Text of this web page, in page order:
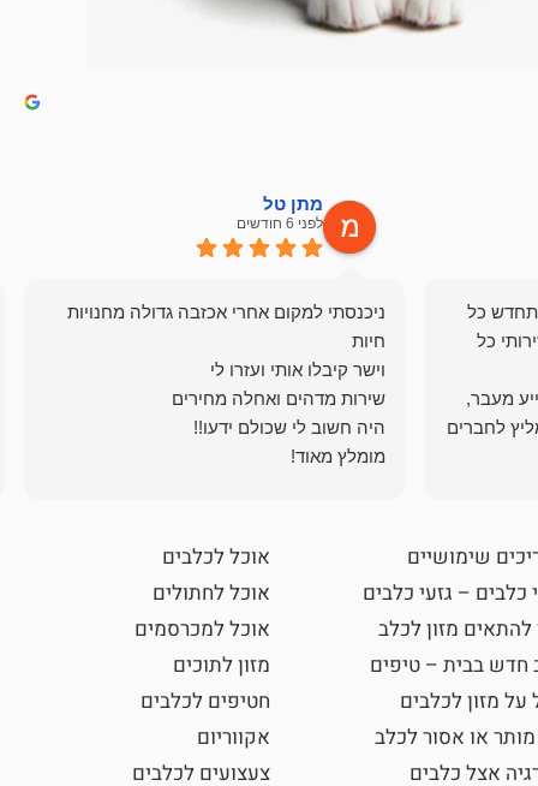
כל
כל
מעבר,
לחברים
מתן טל
לפני 6 חודשים
ניכנסתי למקום אחרי אכזבה גדולה מחנויות
מומלץ מאוד!
שימושיים
כלבים – גזעי כלבים
להתאים מזון לכלב
חדש בבית – טיפים
על מזון לכלבים
או אסור לכלב
אצל כלבים
אוכל לכלבים
אוכל לחתולים
אוכל למכרסמים
מזון לתוכים
חטיפים לכלבים
אקווריום
צעצועים לכלבים